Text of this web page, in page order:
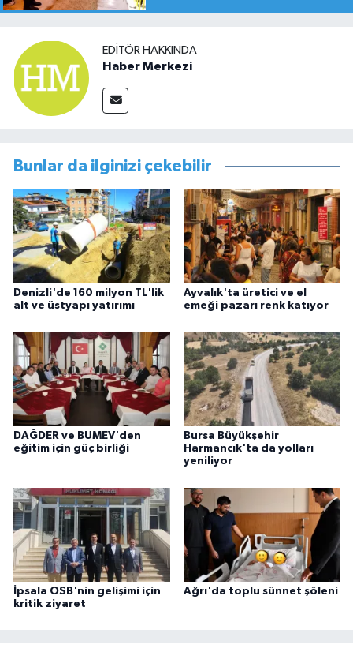
EDITÖR HAKKINDA
Haber Merkezi
Bunlar da ilginizi çekebilir
Denizli'de 160 milyon TL'lik
alt ve üstyapı yatırımı
Ayvalık'ta üretici ve el
emeği pazarı renk katıyor
DAĞDER ve BUMEV'den
eğitim için güç birliği
Bursa Büyükşehir
Harmancık'ta da yolları
yeniliyor
İpsala OSB'nin gelişimi için
kritik ziyaret
Ağrı'da toplu sünnet şöleni